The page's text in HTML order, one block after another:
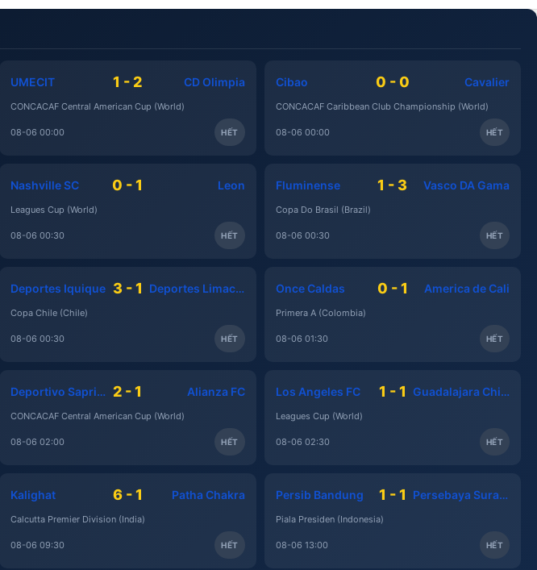
UMECIT 1 - 2 CD Olimpia
CONCACAF Central American Cup (World)
08-06 00:00 HẾT
Cibao 0 - 0 Cavalier
CONCACAF Caribbean Club Championship (World)
08-06 00:00 HẾT
Nashville SC 0 - 1 Leon
Leagues Cup (World)
08-06 00:30 HẾT
Fluminense 1 - 3 Vasco DA Gama
Copa Do Brasil (Brazil)
08-06 00:30 HẾT
Deportes Iquique 3 - 1 Deportes Limache
Copa Chile (Chile)
08-06 00:30 HẾT
Once Caldas 0 - 1 America de Cali
Primera A (Colombia)
08-06 01:30 HẾT
Deportivo Saprissa 2 - 1 Alianza FC
CONCACAF Central American Cup (World)
08-06 02:00 HẾT
Los Angeles FC 1 - 1 Guadalajara Chivas
Leagues Cup (World)
08-06 02:30 HẾT
Kalighat 6 - 1 Patha Chakra
Calcutta Premier Division (India)
08-06 09:30 HẾT
Persib Bandung 1 - 1 Persebaya Surabaya
Piala Presiden (Indonesia)
08-06 13:00 HẾT